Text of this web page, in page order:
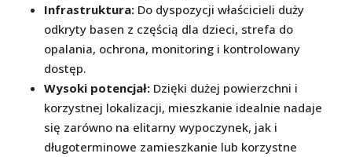
Infrastruktura: Do dyspozycji właścicieli duży
odkryty basen z częścią dla dzieci, strefa do
opalania, ochrona, monitoring i kontrolowany
dostęp.
Wysoki potencjał: Dzięki dużej powierzchni i
korzystnej lokalizacji, mieszkanie idealnie nadaje
się zarówno na elitarny wypoczynek, jak i
długoterminowe zamieszkanie lub korzystne